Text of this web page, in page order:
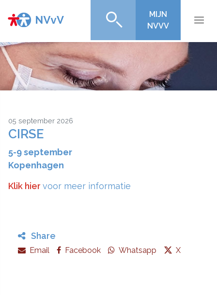
MIJN
NVVV
05 september 2026
CIRSE
5-9 september
Kopenhagen
Klik hier voor meer informatie
Share
Email Facebook Whatsapp X